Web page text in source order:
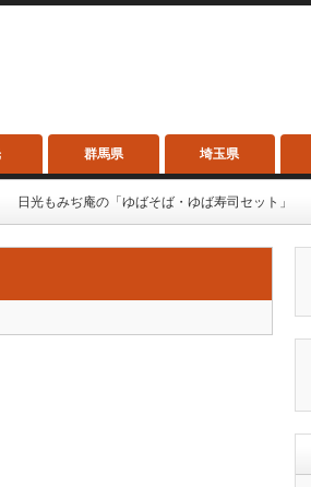
群馬県 埼玉県
日光もみぢ庵の「ゆばそば・ゆば寿司セット」